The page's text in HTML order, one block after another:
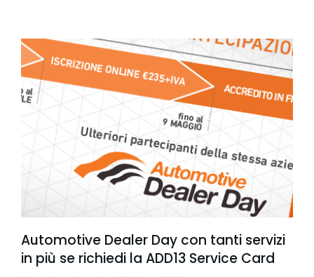
Automotive Dealer Day con tanti servizi
in più se richiedi la ADD13 Service Card